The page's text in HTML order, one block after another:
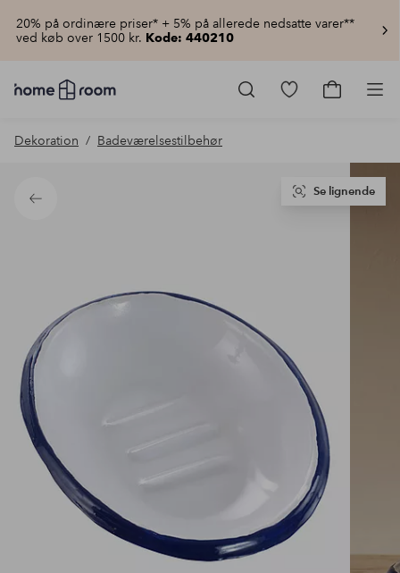
20% på ordinære priser* + 5% på allerede nedsatte varer**
ved køb over 1500 kr. Kode: 440210
Homeroom
–
hjemmet
pris
Gå
Gå
Dekoration Badeværelsestilbehør
Tilbage
Se lignende